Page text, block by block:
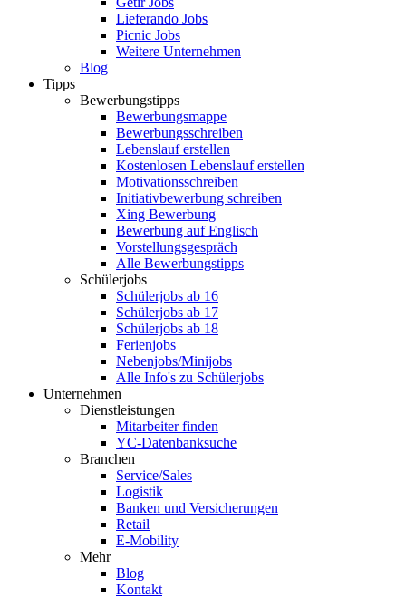
Lieferando Jobs
Picnic Jobs
Weitere Unternehmen
Blog
Tipps
Bewerbungstipps
Bewerbungsmappe
Bewerbungsschreiben
Lebenslauf erstellen
Kostenlosen Lebenslauf erstellen
Motivationsschreiben
Initiativbewerbung schreiben
Xing Bewerbung
Bewerbung auf Englisch
Vorstellungsgespräch
Alle Bewerbungstipps
Schülerjobs
Schülerjobs ab 16
Schülerjobs ab 17
Schülerjobs ab 18
Ferienjobs
Nebenjobs/Minijobs
Alle Info's zu Schülerjobs
Unternehmen
Dienstleistungen
Mitarbeiter finden
YC-Datenbanksuche
Branchen
Service/Sales
Logistik
Banken und Versicherungen
Retail
E-Mobility
Mehr
Blog
Kontakt